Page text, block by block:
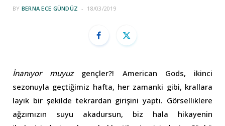
BY BERNA ECE GÜNDÜZ 18/03/2019
İnanıyor muyuzgençler?! American Gods, ikinci
sezonuyla geçtiğimiz hafta, her zamanki gibi, krallara
layık bir şekilde tekrardan girişini yaptı. Görselliklere
ağzımızın suyu akadursun, biz hala hikayenin